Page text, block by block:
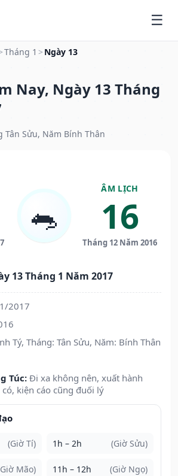
Tháng 1 > Ngày 13
Nay, Ngày 13 Tháng
Tân Sửu, Năm Bính Thân
🐀
ÂM LỊCH
16
Tháng 12 Năm 2016
13 Tháng 1 Năm 2017
2017
Tý, Tháng: Tân Sửu, Năm: Bính Thân
Túc: Đi xa không nên, xuất hành
kiện cáo cũng đuối lý
(Giờ Tí) 1h – 2h (Giờ Sửu)
Mão) 11h – 12h (Giờ Ngọ)